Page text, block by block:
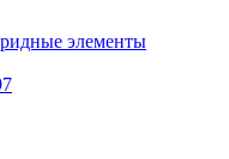
элементы